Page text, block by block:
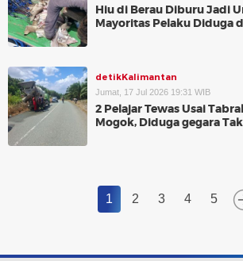
Hiu di Berau Diburu Jadi
Mayoritas Pelaku Diduga
detikKalimantan
Jumat, 17 Jul 2026 19:31 WIB
2 Pelajar Tewas Usai
Mogok, Diduga gegara
1 2 3 4 5